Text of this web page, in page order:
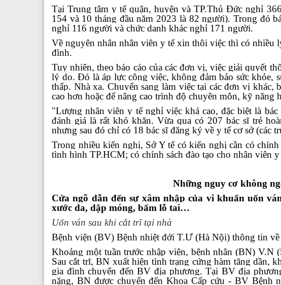
Tại Trung tâm y tế quận, huyện và TP.Thủ Đức nghỉ
154 và 10 tháng đầu năm 2023 là 82 người). Trong đó
nghỉ 116 người và chức danh khác nghỉ 171 người.
Về nguyên nhân nhân viên y tế xin thôi việc thì có nhiều
đình.
Tuy nhiên, theo báo cáo của các đơn vị, việc giải quyết
lý do. Đó là áp lực công việc, không đảm bảo sức khỏe,
thấp. Nhà xa. Chuyển sang làm việc tại các đơn vị
cao hơn hoặc để nâng cao trình độ chuyên môn, kỹ năng
"Lượng nhân viên y tế nghỉ việc khá cao, đặc biệt là
đánh giá là rất khó khăn. Vừa qua có 207 bác sĩ trẻ
nhưng sau đó chỉ có 18 bác sĩ đăng ký về y tế cơ sở (các
Trong nhiều kiến nghị, Sở Y tế có kiến nghị cần có
tình hình TP.HCM; có chính sách đào tạo cho nhân viên y
Những nguy cơ không
Cửa ngõ dẫn đến sự xâm nhập của vi khuẩn uốn
xước da, dập móng, bấm lỗ tai…
Uốn ván sau khi cắt trĩ tại nhà
Bệnh viện (BV) Bệnh nhiệt đới T.Ư (Hà Nội) thông tin về
Khoảng một tuần trước nhập viện, bệnh nhân (BN)
Sau cắt trĩ, BN xuất hiện tình trạng cứng hàm tăng dần,
gia đình chuyển đến BV địa phương. Tại BV địa
nặng, BN được chuyển đến Khoa Cấp cứu - BV Bệnh